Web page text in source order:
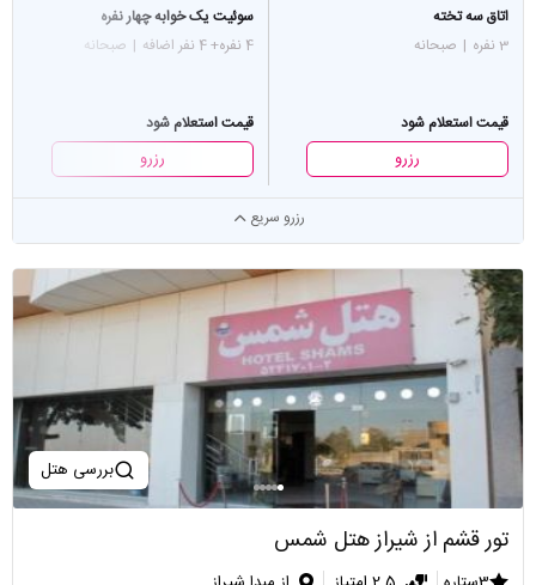
اتاق سه تخته
3 نفره
| صبحانه
قیمت استعلام شود
رزرو
سوئیت یک خوابه چهار نفره
4 نفره
+ 4 نفر اضافه | صبحانه
قیمت استعلام شود
رزرو
رزرو سریع
بررسی هتل
تور قشم از شیراز هتل شمس